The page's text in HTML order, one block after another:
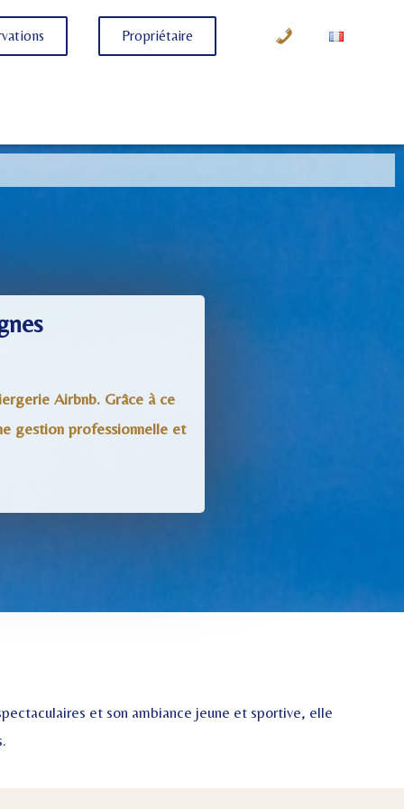
Propriétaire
Airbnb. Grâce à ce
gestion professionnelle et
et son ambiance jeune et sportive, elle